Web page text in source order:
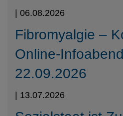
Fibromyalgie –
Online-
22.09.2026
| 06.08.2026
| 13.07.2026